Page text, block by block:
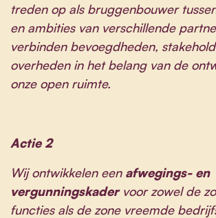
treden op als bruggenbouwer
en ambities van verschillende
verbinden bevoegdheden,
overheden in het belang van de
onze open ruimte.
Actie 2
Wij ontwikkelen een afwegings- en
vergunningskadervoor zowel de
functies als de zone vreemde